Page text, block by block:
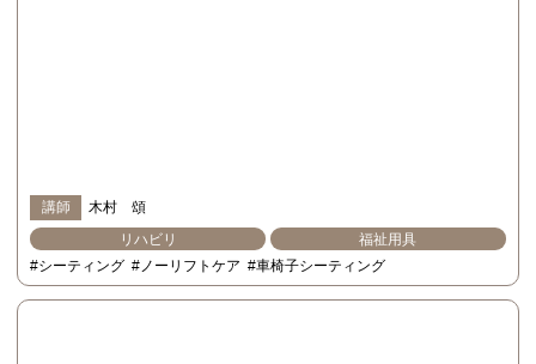
講師
木村 頌
リハビリ
福祉用具
#シーティング #ノーリフトケア #車椅子シーティング